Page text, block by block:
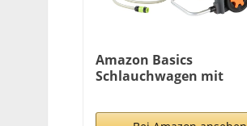
Amazon Basics
Schlauchwagen mit